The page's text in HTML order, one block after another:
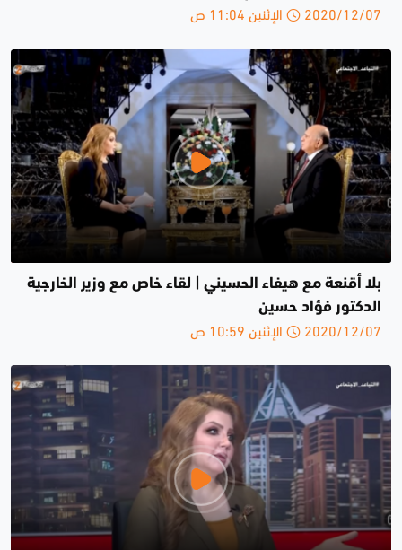
2020/12/07 الإثنين 11:04 ص
بلا أقنعة مع هيفاء الحسيني | لقاء خاص مع وزير الخارجية
الدكتور فؤاد حسين
2020/12/07 الإثنين 10:59 ص